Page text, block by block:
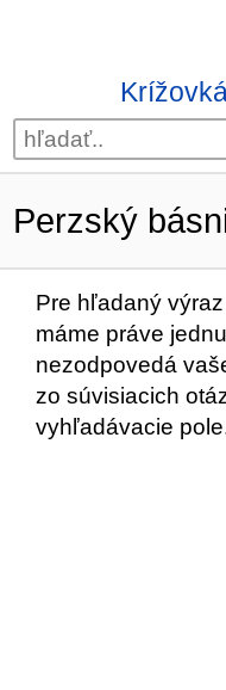
Perzský
Pre hľadaný výraz
máme práve
nezodpovedá
zo súvisiacich
vyhľadávacie